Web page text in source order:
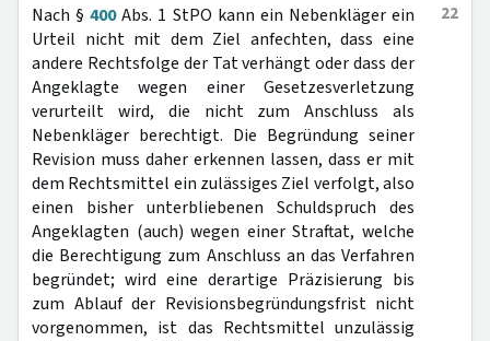
22
Nach §400Abs. 1 StPO kann ein Nebenkläger ein
Urteil nicht mit dem Ziel anfechten, dass eine
andere Rechtsfolge der Tat verhängt oder dass der
Angeklagte wegen einer Gesetzesverletzung
verurteilt wird, die nicht zum Anschluss als
Nebenkläger berechtigt. Die Begründung seiner
Revision muss daher erkennen lassen, dass er mit
dem Rechtsmittel ein zulässiges Ziel verfolgt, also
einen bisher unterbliebenen Schuldspruch des
Angeklagten (auch) wegen einer Straftat, welche
die Berechtigung zum Anschluss an das Verfahren
begründet; wird eine derartige Präzisierung bis
zum Ablauf der Revisionsbegründungsfrist nicht
vorgenommen, ist das Rechtsmittel unzulässig